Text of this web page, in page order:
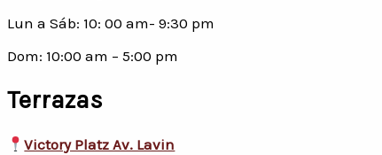
Lun a Sáb: 10: 00 am- 9:30 pm
Dom: 10:00 am – 5:00 pm
Terrazas
Victory Platz Av. Lavin